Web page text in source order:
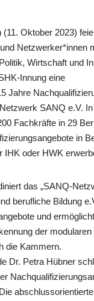
Oktober 2023)
Netzwerker*innen
Wirtschaft und
Innung eine
Jahre
SANQ e.V.
Fachkräfte in 29
in
IHK oder HWK
das „SANQ-
berufliche Bildung
und
der modularen
die Kammern.
Dr. Petra Hübner